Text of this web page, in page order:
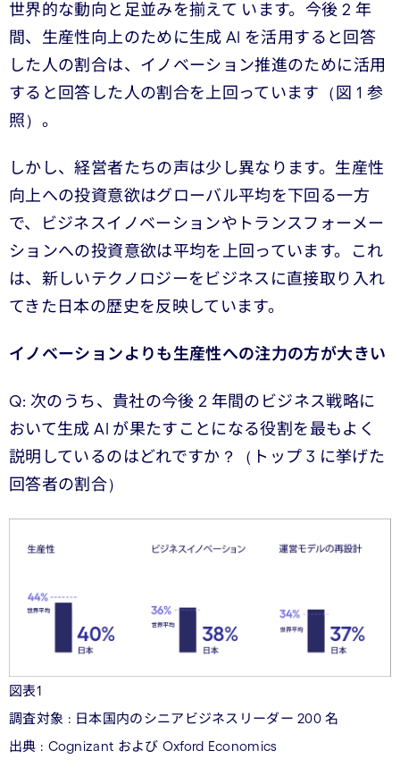
世界的な動向と足並みを揃えて います。今後 2 年
間、生産性向上のために生成 AI を活用すると回答
した人の割合は、イノベーション推進のために活用
すると回答した人の割合を上回っています（図 1 参
照）。
しかし、経営者たちの声は少し異なります。生産性
向上への投資意欲はグローバル平均を下回る一方
で、ビジネスイノベーションやトランスフォーメー
ションへの投資意欲は平均を上回っています。これ
は、新しいテクノロジーをビジネスに直接取り入れ
てきた日本の歴史を反映しています。
イノベーションよりも生産性への注力の方が大きい
Q: 次のうち、貴社の今後 2 年間のビジネス戦略に
おいて生成 AI が果たすことになる役割を最もよく
説明しているのはどれですか？（トップ 3 に挙げた
回答者の割合）
図表1
調査対象 : 日本国内のシニアビジネスリーダー 200 名
出典 : Cognizant および Oxford Economics